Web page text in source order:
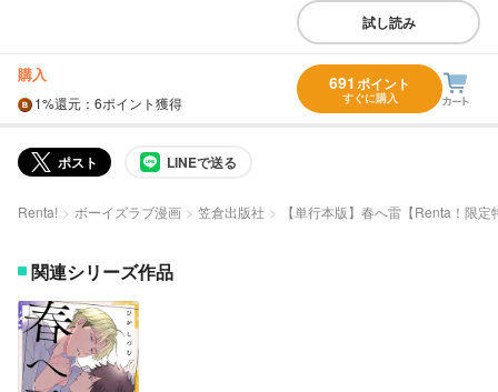
試し読み
購入
1%還元 ：6ポイント獲得
691ポイント
すぐに購入
ポスト LINEで送る
Renta! ボーイズラブ漫画 笠倉出版社 【単行本版】春へ雷【Renta！限定
関連シリーズ作品